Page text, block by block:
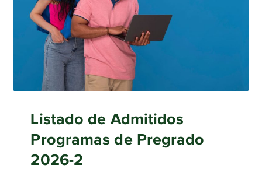
Listado de Admitidos
Programas de Pregrado
2026-2